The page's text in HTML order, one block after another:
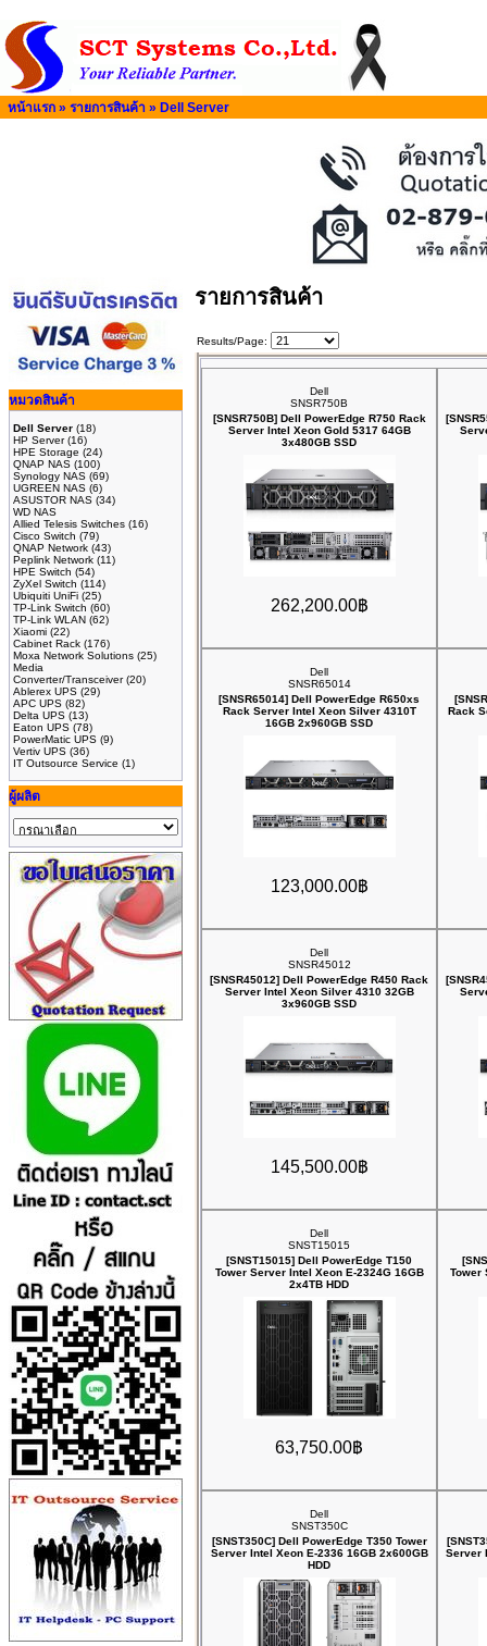
หน้าแรก » รายการสินค้า » Dell Server
หมวดสินค้า
Dell Server (18)
HP Server(16)
HPE Storage (24)
QNAP NAS (100)
Synology NAS (69)
UGREEN NAS (6)
ASUSTOR NAS (34)
WD NAS
Allied Telesis Switches (16)
Cisco Switch (79)
QNAP Network (43)
Peplink Network (11)
HPE Switch (54)
ZyXel Switch (114)
Ubiquiti UniFi (25)
TP-Link Switch (60)
TP-Link WLAN (62)
Xiaomi (22)
Cabinet Rack (176)
Moxa Network Solutions (25)
Media
Converter/Transceiver(20)
Ablerex UPS (29)
APC UPS (82)
Delta UPS (13)
Eaton UPS (78)
PowerMatic UPS (9)
Vertiv UPS (36)
IT Outsource Service (1)
ผู้ผลิต
รายการสินค้า
Results/Page:
Dell
SNSR750B
[SNSR750B] Dell PowerEdge R750 Rack
Server Intel Xeon Gold 5317 64GB
3x480GB SSD
262,200.00฿
Dell
SNSR65014
[SNSR65014] Dell PowerEdge R650xs
Rack Server Intel Xeon Silver 4310T
16GB 2x960GB SSD
123,000.00฿
Rack
Dell
SNSR45012
[SNSR45012] Dell PowerEdge R450 Rack
Server Intel Xeon Silver 4310 32GB
3x960GB SSD
145,500.00฿
Dell
SNST15015
[SNST15015] Dell PowerEdge T150
Tower Server Intel Xeon E-2324G 16GB
2x4TB HDD
63,750.00฿
Tower
Dell
SNST350C
[SNST350C] Dell PowerEdge T350 Tower
Server Intel Xeon E-2336 16GB 2x600GB
HDD
Server